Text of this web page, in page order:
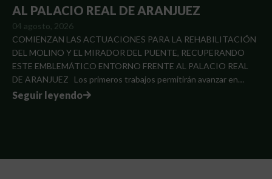
AL PALACIO REAL DE ARANJUEZ
04 agosto, 2026
COMIENZAN LAS ACTUACIONES PARA LA REHABILITACIÓN
DEL MOLINO Y EL MIRADOR DEL PUENTE, RECUPERANDO
ESTE EMBLEMÁTICO ENTORNO FRENTE AL PALACIO REAL
DE ARANJUEZ Los primeros trabajos permitirán avanzar en…
Seguir leyendo